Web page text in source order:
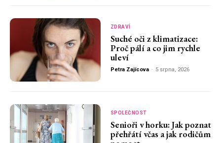
ZDRAVÍ
Suché oči z klimatizace:
Proč pálí a co jim rychle
uleví
Petra Zajícova - 5 srpna, 2026
SPOLEČNOST
Senioři v horku: Jak poznat
přehřátí včas a jak rodičům